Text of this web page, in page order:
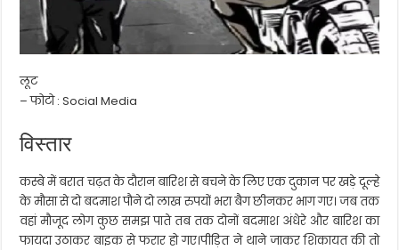
लूट
– फोटो : Social Media
विस्तार
कस्बे में बरात चढ़त के दौरान बारिश से बचने के लिए एक दुकान पर खड़े दूल्हे
के मौसा से दो बदमाश पौने दो लाख रुपयों भरा बैग छीनकर भाग गए। जब तक
वहां मौजूद लोग कुछ समझ पाते तब तक दोनों बदमाश अंधेरे और बारिश का
फायदा उठाकर बाइक से फरार हो गए।पीड़ित ने थाने जाकर शिकायत की तो